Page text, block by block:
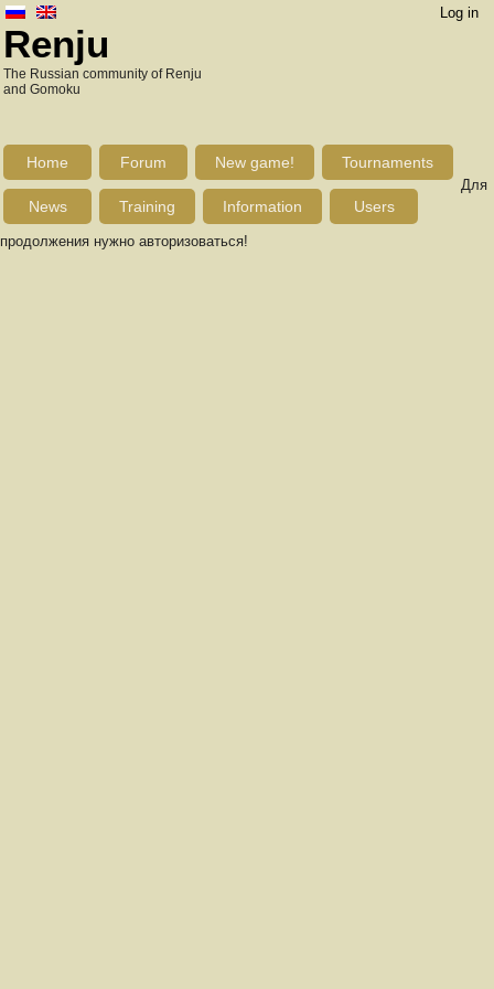
Log in
Renju
The Russian community of Renju
and Gomoku
Home Forum New game! Tournaments
News Training Information Users
Для
продолжения нужно авторизоваться!